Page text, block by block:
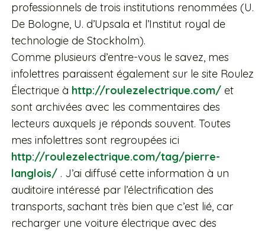
professionnels de trois institutions renommées (U.
De Bologne, U. d’Upsala et l’Institut royal de
technologie de Stockholm).
Comme plusieurs d’entre-vous le savez, mes
infolettres paraissent également sur le site Roulez
Électrique à http://roulezelectrique.com/et
sont archivées avec les commentaires des
lecteurs auxquels je réponds souvent. Toutes
mes infolettres sont regroupées ici
http://roulezelectrique.com/tag/pierre-
langlois/. J’ai diffusé cette information à un
auditoire intéressé par l’électrification des
transports, sachant très bien que c’est lié, car
recharger une voiture électrique avec des